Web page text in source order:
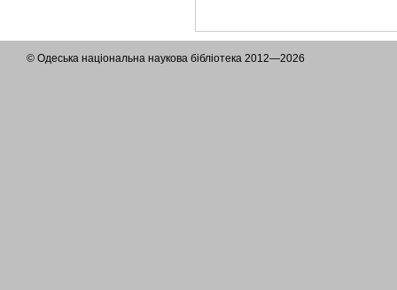
© Одеська національна наукова бібліотека 2012—2026